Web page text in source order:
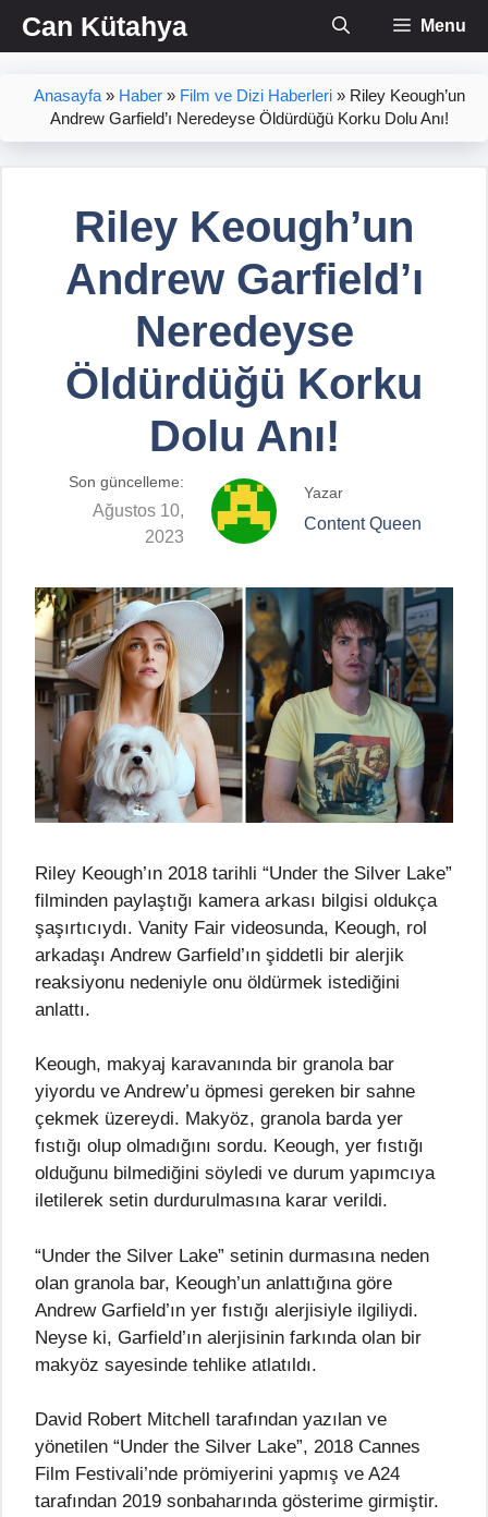
İçeriğe
atlaCan Kütahya Menu
Anasayfa » Haber » Film ve Dizi Haberleri » Riley Keough’un
Andrew Garfield’ı Neredeyse Öldürdüğü Korku Dolu Anı!
Riley Keough’un
Andrew Garfield’ı
Neredeyse
Öldürdüğü Korku
Dolu Anı!
Son güncelleme:
Ağustos 10,
2023
Yazar
Content Queen
Riley Keough’ın 2018 tarihli “Under the Silver Lake”
filminden paylaştığı kamera arkası bilgisi oldukça
şaşırtıcıydı. Vanity Fair videosunda, Keough, rol
arkadaşı Andrew Garfield’ın şiddetli bir alerjik
reaksiyonu nedeniyle onu öldürmek istediğini
anlattı.
Keough, makyaj karavanında bir granola bar
yiyordu ve Andrew’u öpmesi gereken bir sahne
çekmek üzereydi. Makyöz, granola barda yer
fıstığı olup olmadığını sordu. Keough, yer fıstığı
olduğunu bilmediğini söyledi ve durum yapımcıya
iletilerek setin durdurulmasına karar verildi.
“Under the Silver Lake” setinin durmasına neden
olan granola bar, Keough’un anlattığına göre
Andrew Garfield’ın yer fıstığı alerjisiyle ilgiliydi.
Neyse ki, Garfield’ın alerjisinin farkında olan bir
makyöz sayesinde tehlike atlatıldı.
David Robert Mitchell tarafından yazılan ve
yönetilen “Under the Silver Lake”, 2018 Cannes
Film Festivali’nde prömiyerini yapmış ve A24
tarafından 2019 sonbaharında gösterime girmiştir.